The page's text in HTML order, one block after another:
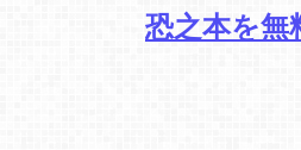
恐之本を無